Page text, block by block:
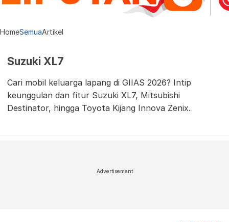
HomeSemuaArtikel
Suzuki XL7
Cari mobil keluarga lapang di GIIAS 2026? Intip
keunggulan dan fitur Suzuki XL7, Mitsubishi
Destinator, hingga Toyota Kijang Innova Zenix.
Advertisement